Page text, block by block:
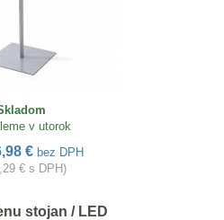
v utorok
€ bez DPH
€ s DPH)
stojan / LED